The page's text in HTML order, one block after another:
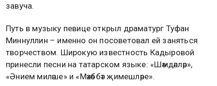
завуча.
Путь в музыку певице открыл драматург Туфан
Миннуллин – именно он посоветовал ей заняться
творчеством. Широкую известность Кадыровой
принесли песни на татарском языке: «Шәмдәлләр»,
«Әнием миләше» и «Мәхәббәт җимешләре».